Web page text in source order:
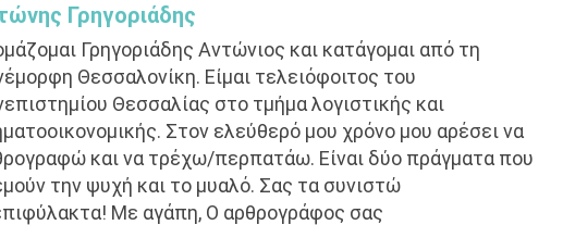
Γρηγοριάδης
Γρηγοριάδης Αντώνιος και κατάγομαι από τη
Θεσσαλονίκη. Είμαι τελειόφοιτος του
Θεσσαλίας στο τμήμα λογιστικής και
Στον ελεύθερό μου χρόνο μου αρέσει να
και να τρέχω/περπατάω. Είναι δύο πράγματα που
την ψυχή και το μυαλό. Σας τα συνιστώ
Με αγάπη, Ο αρθρογράφος σας